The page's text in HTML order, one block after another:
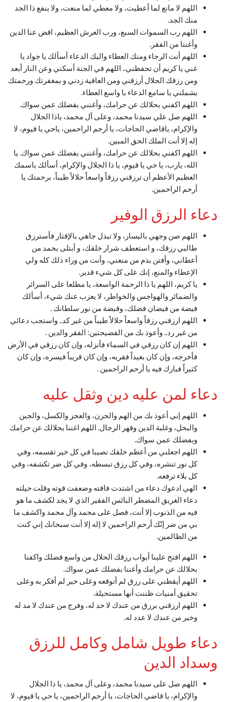
اللهم لا مانع لما أعطيت، ولا معطي لما منعت، ولا ينفع ذا الجد
منك الجد.
اللهم رب السموات السبع، ورب العرش العظيم، اقض عنا الدين
وأغننا من الفقر.
اللهم أنت الرجاء ومنك العطاء واليك الدعاء أسألك يا جواد يا
غني يا كريم أن تحفظني.. اللهم في الجنة أسكني وعن النار أبعد
ومن رزقك الحلال أرزقني ومن العافية زدني و بمغفرتك ورحمتك
يشملني يا سامع الدعاء يا واسع العطاء.
اللهم اكفني بحلالك عن حرامك، وأغنني بفضلك عمن سواك.
اللهم صل علي سيدنا محمد، وعلى آل محمد، ياذا الجلال
والإكرام، ياقاضي الحاجات، يا أرحم الراحمين، ياحي يا قيوم، لا
إله إلا أنت الملك الحق المبين.
اللهم اكفني بحلالك عن حرامك، وأغنني بفضلك عمن سواك. يا
الله، يارب، يا حي يا قيوم، يا ذا الجلال والإكرام، أسألك باسمك
العظيم الأعظم أن ترزقني رزقاً واسعاً حلالاً طيباً، برحمتك يا
أرحم الراحمين.
دعاء الرزق الوفير
اللهم صن وجهي باليسار، ولا تبذل جاهي بالإقتار فأسترزق
طالبي رزقك، و استعطف شرار خلقك، و أبتلى بحمد من
أعطاني، وأفتن بذم من منعني، وأنت من وراء ذلك كله ولي
الإعطاء والمنع، إنك على‏ كل شي‏ء قدير.
يا كريم، اللهم يا ذا الرحمة الواسعة، يا مطلعا على السرائر
والضمائر والهواجس والخواطر، لا يعزب عنك شيء، أسألك
فيضة من فيضان فضلك، وقبضة من نور سلطانك .
اللهم ارزقني رزقاً واسعاً حلالاً طيباً من غير كد.. واستجب دعائي
من غير رد.. وأعوذ بك من الفضيحتين: الفقر والدين .
اللهم إن كان رزقي في السماء فأنزله، وإن كان رزقي في الأرض
فأخرجه، وإن كان بعيداً فقربه، وإن كان قريباً فيسره، وإن كان
كثيراً فبارك فيه يا أرحم الراحمين .
دعاء لمن عليه دين وثقل عليه
اللهم إني أعوذ بك من الهم والحزن، والعجز والكسل، والجبن
والبخل، وغلبة الدين وقهر الرجال. اللهم اغننا بحلالك عن حرامك
وبفضلك عمن سواك.
اللهم اجعلني من أعظم خلقك نصيبا في كل خير تقسمه، وفي
كل نور تنشره، وفي كل رزق تبسطه، وفي كل ضر تكشفه، وفي
كل بلاء ترفعه.
الهي ادعوك دعاء من اشتدت فاقته وضعفت قوته وقلت حيلته
دعاء الغريق المضطر البائس الفقير الذي لا يجد لكشف ما هو
فيه من الذنوب إلا أنت، فصل على محمد وآل محمد واكشف ما
بي من ضر إنّك أرحم الراحمين لا إله إلا أنت سبحانك إني كنت
من الظالمين.
اللهم افتح علينا أبواب رزقك الحلال من واسع فضلك واكفنا
بحلالك عن حرامك وأغننا بفضلك عمن سواك.
اللهم أيقظني على رزق لم أتوقعه وعلى خير لم أفكر به وعلى
تحقيق أمنيات ظننت أنها مستحيلة.
اللهم ارزقني برزق من عندك لا حد له، وفرج من عندك لا مد له
وخير من عندك لا عدد له.
دعاء طويل شامل وكامل للرزق
وسداد الدين
اللهم صل على سيدنا محمد، وعلى آل محمد، يا ذا الجلال
والإكرام، يا قاضي الحاجات، يا أرحم الراحمين، يا حي يا قيوم، لا